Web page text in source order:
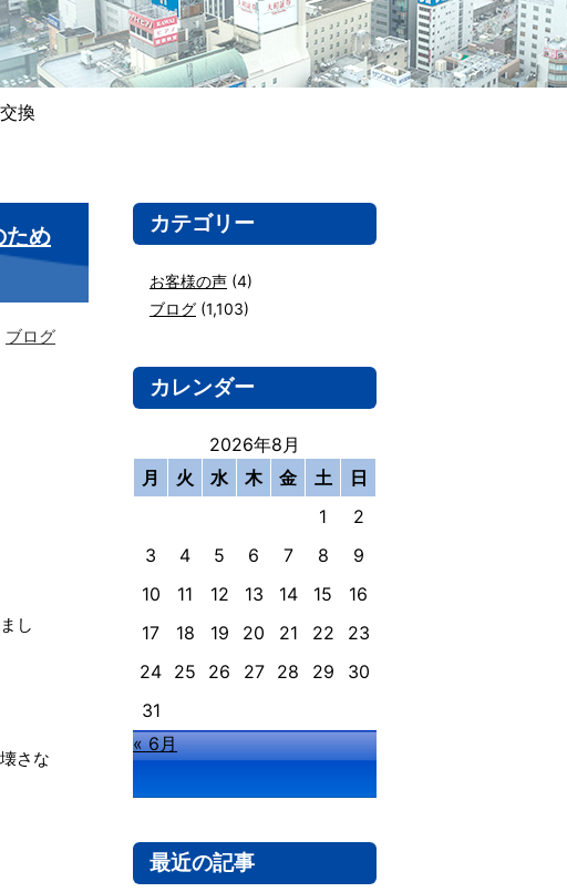
換
め
ブログ
し
さな
カテゴリー
お客様の声 (4)
ブログ (1,103)
カレンダー
2026年8月
月
火 水 木 金 土
日
1
2
3
4 5 6 7 8
9
10
11 12 13 14 15
16
17
18 19 20 21 22
23
24 25 26 27 28 29
30
31
« 6月
最近の記事